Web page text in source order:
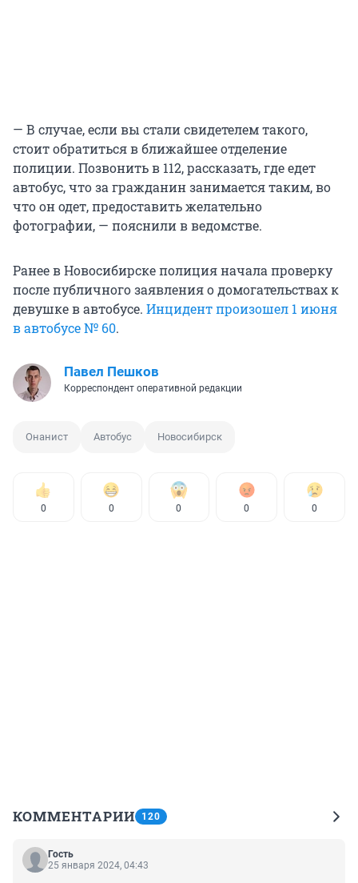
— В случае, если вы стали свидетелем такого,
стоит обратиться в ближайшее отделение
полиции. Позвонить в 112, рассказать, где едет
автобус, что за гражданин занимается таким, во
что он одет, предоставить желательно
фотографии, — пояснили в ведомстве.
Ранее в Новосибирске полиция начала проверку
после публичного заявления о домогательствах к
девушке в автобусе. Инцидент произошел 1 июня
в автобусе № 60.
Павел Пешков
Корреспондент оперативной редакции
Онанист Автобус Новосибирск
0 0 0 0 0
КОММЕНТАРИИ 120
Гость
25 января 2024, 04:43